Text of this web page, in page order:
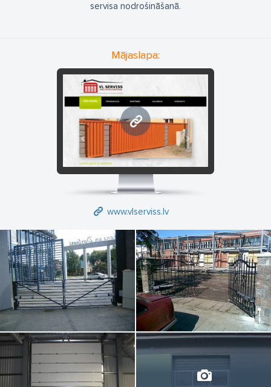
servisa nodrošināšanā.
Mājaslapa:
www.vlserviss.lv
www.vlserviss.lv